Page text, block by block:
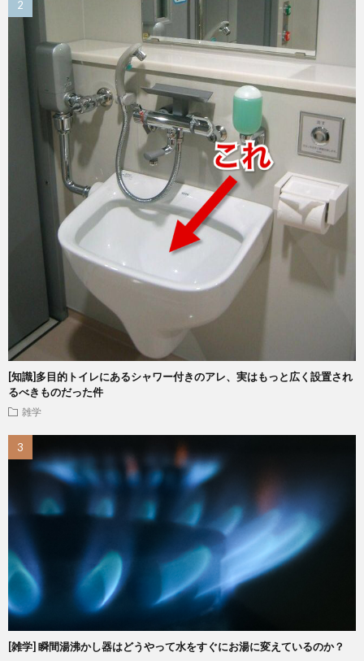
[知識]多目的トイレにあるシャワー付きのアレ、実はもっと広く設置され
るべきものだった件
雑学
[雑学] 瞬間湯沸かし器はどうやって水をすぐにお湯に変えているのか？